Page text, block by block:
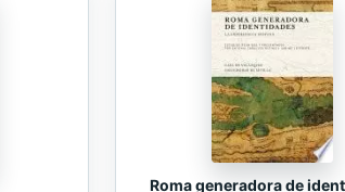
Roma generadora de